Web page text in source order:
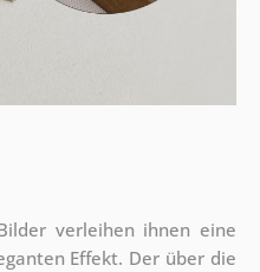
verleihen ihnen eine
Effekt. Der über die